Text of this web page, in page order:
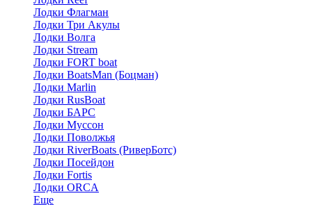
Лодки Флагман
Лодки Три Акулы
Лодки Волга
Лодки Stream
Лодки FORT boat
Лодки BoatsMan (Боцман)
Лодки Marlin
Лодки RusBoat
Лодки БАРС
Лодки Муссон
Лодки Поволжья
Лодки RiverBoats (РиверБотс)
Лодки Посейдон
Лодки Fortis
Лодки ORCA
Еще